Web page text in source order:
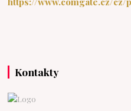
Kontakty